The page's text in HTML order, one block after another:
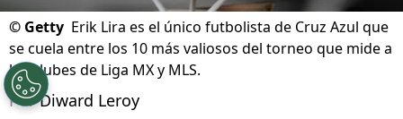
© Getty Erik Lira es el único futbolista de Cruz Azul que
se cuela entre los 10 más valiosos del torneo que mide a
los clubes de Liga MX y MLS.
Por Diward Leroy